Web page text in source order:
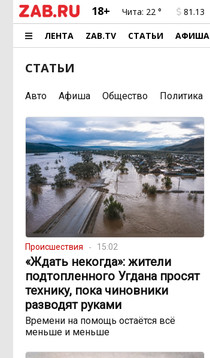
18+ Чита: 22 ° 81.13
ЛЕНТА ZAB.TV СТАТЬИ АФИША
СТАТЬИ
Авто Афиша Общество Политика
Происшествия 15:02
«Ждать некогда»: жители
подтопленного Угдана просят
технику, пока чиновники
разводят руками
Времени на помощь остаётся всё
меньше и меньше